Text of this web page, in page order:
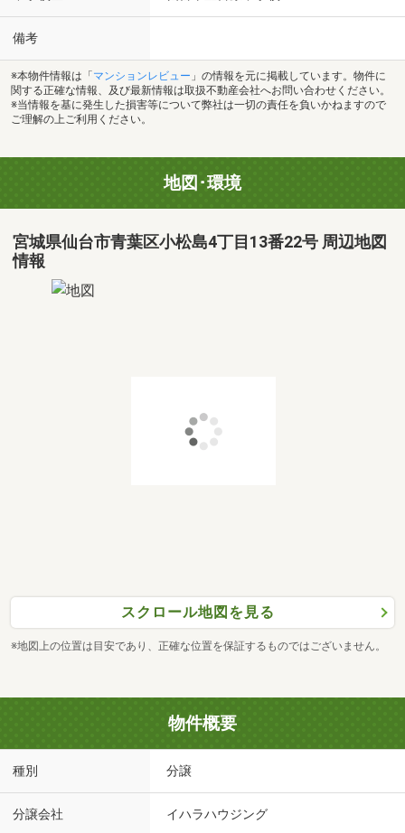
備考
※本物件情報は「 マンションレビュー 」の情報を元に掲載しています。物件に
関する正確な情報、及び最新情報は取扱不動産会社へお問い合わせください。
※当情報を基に発生した損害等について弊社は一切の責任を負いかねますので
ご理解の上ご利用ください。
地図･環境
宮城県仙台市青葉区小松島4丁目13番22号 周辺地図
情報
スクロール地図を見る
※地図上の位置は目安であり、正確な位置を保証するものではございません。
物件概要
種別 分譲
分譲会社 イハラハウジング